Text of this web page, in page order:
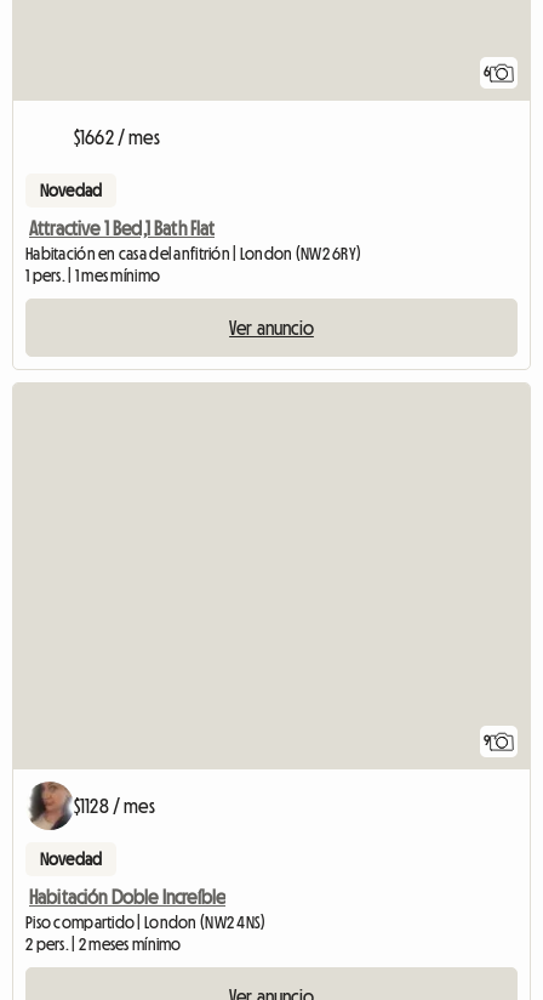
6
$1662 / mes
Novedad
Attractive 1 Bed,1 Bath Flat
Habitación en casa del anfitrión | London (NW2 6RY)
1 pers. | 1 mes mínimo
Ver anuncio
9
$1128 / mes
Novedad
Habitación Doble Increíble
Piso compartido | London (NW2 4NS)
2 pers. | 2 meses mínimo
Ver anuncio